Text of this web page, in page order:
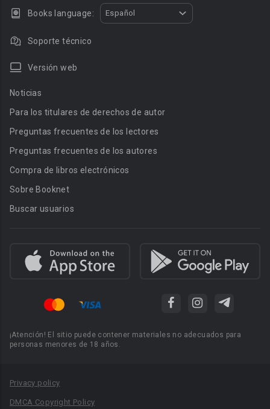
Books language: Español
Soporte técnico
Versión web
Noticias
Para los titulares de derechos de autor
Preguntas frecuentes de los lectores
Preguntas frecuentes de los autores
Compra de libros electrónicos
Sobre Booknet
Buscar usuarios
¡Atención! El sitio puede contener materiales no adecuados para
personas menores de 18 años.
Privacy policy
DMCA Copyright Policy